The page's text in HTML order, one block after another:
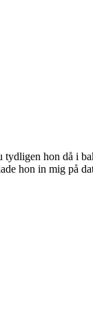
hon då i
hon in mig på